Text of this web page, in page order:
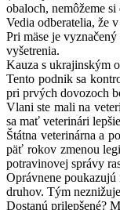
obaloch, nemôžeme
Vedia odberatelia, že
Pri mäse je
vyšetrenia.
Kauza s ukrajinským
Tento podnik sa
pri prvých dovozoch
Vlani ste mali na
sa mať veterinári
Štátna veterinárna a
päť rokov zmenou
potravinovej správy
Oprávnene
druhov. Tým
Dostanú prilepšené?